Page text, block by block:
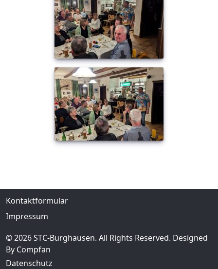
Kontaktformular
Impressum
© 2026 STC-Burghausen. All Rights Reserved. Designed
By Compfan
Datenschutz